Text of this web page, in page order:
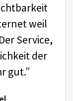
weil
Service,
der
gut.”